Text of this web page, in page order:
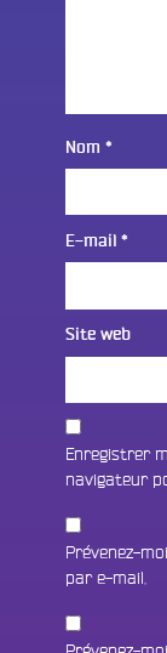
Nom *
E-mail *
Site web
Enregistrer
navigateur
Prévenez-
par e-mail.